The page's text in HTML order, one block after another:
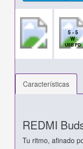
5 - 5
W
USB PD
Características
REDMI
Tu ritmo, afinado